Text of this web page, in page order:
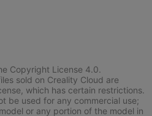
Copyright License 4.0.
sold on Creality Cloud are
which has certain restrictions.
be used for any commercial use;
or any portion of the model in